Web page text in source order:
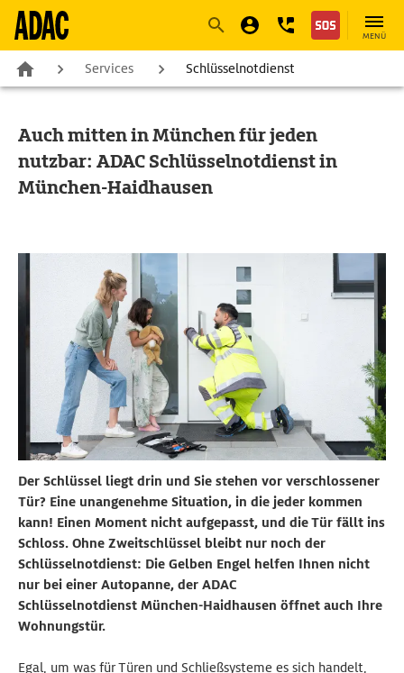
NavigationSuche
MENÜ
Services Schlüsselnotdienst
Auch mitten in München für jeden
nutzbar: ADAC Schlüsselnotdienst in
München-Haidhausen
Der Schlüssel liegt drin und Sie stehen vor verschlossener
Tür? Eine unangenehme Situation, in die jeder kommen
kann! Einen Moment nicht aufgepasst, und die Tür fällt ins
Schloss. Ohne Zweitschlüssel bleibt nur noch der
Schlüsselnotdienst: Die Gelben Engel helfen Ihnen nicht
nur bei einer Autopanne, der ADAC
Schlüsselnotdienst München-Haidhausen öffnet auch Ihre
Wohnungstür.
Egal, um was für Türen und Schließsysteme es sich handelt,